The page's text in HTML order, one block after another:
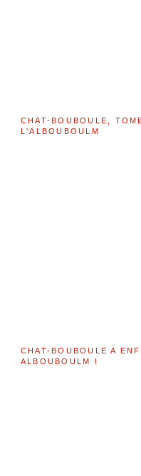
CHAT-BOUBOULE,
L'ALBOUBOULM
CHAT-BOUBOULE A
ALBOUBOULM !